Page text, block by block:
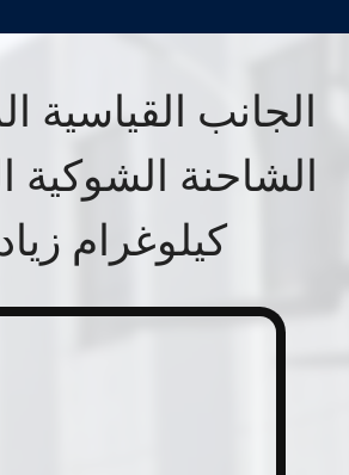
الجانب القياسية
كيلوغرام زيادة